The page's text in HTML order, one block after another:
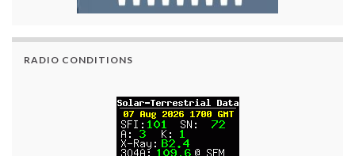
RADIO CONDITIONS